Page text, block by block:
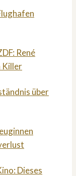
René
Killer
über
Dieses